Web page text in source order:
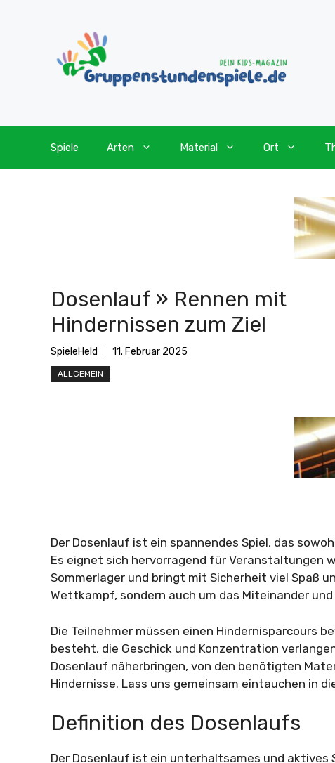
Spiele Arten Material Ort
Dosenlauf » Rennen mit
Hindernissen zum Ziel
SpieleHeld 11. Februar 2025
ALLGEMEIN
Der Dosenlauf ist ein spannendes Spiel, das
Es eignet sich hervorragend für Veranstaltungen
Sommerlager und bringt mit Sicherheit viel Spaß
Wettkampf, sondern auch um das Miteinander und
Die Teilnehmer müssen einen Hindernisparcours
besteht, die Geschick und Konzentration
Dosenlauf näherbringen, von den benötigten
Hindernisse. Lass uns gemeinsam eintauchen in
Definition des Dosenlaufs
Der Dosenlauf ist ein unterhaltsames und aktives